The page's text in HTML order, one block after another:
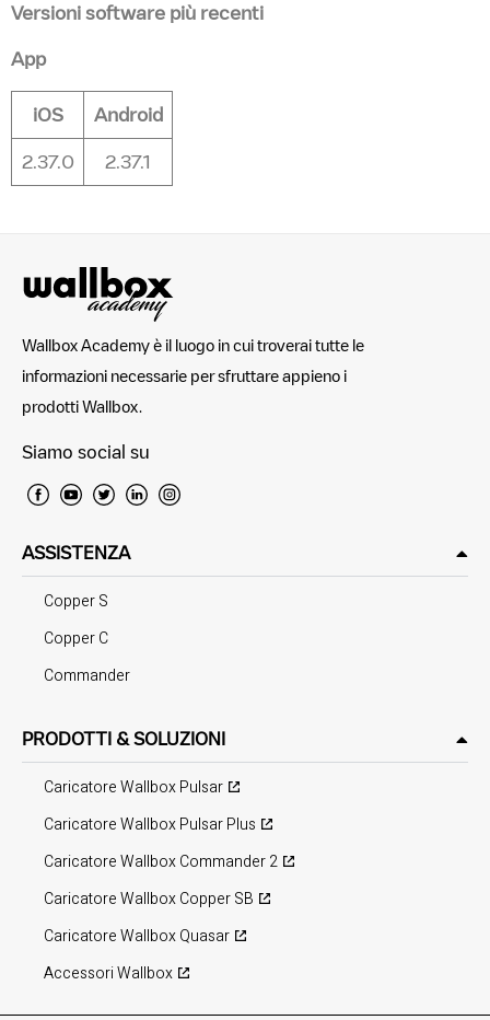
Versioni software più recenti
App
iOS Android
2.37.0 2.37.1
Wallbox Academy è il luogo in cui troverai tutte le
informazioni necessarie per sfruttare appieno i
prodotti Wallbox.
Siamo social su
ASSISTENZA
Copper S
Copper C
Commander
PRODOTTI & SOLUZIONI
Caricatore Wallbox Pulsar
Caricatore Wallbox Pulsar Plus
Caricatore Wallbox Commander 2
Caricatore Wallbox Copper SB
Caricatore Wallbox Quasar
Accessori Wallbox